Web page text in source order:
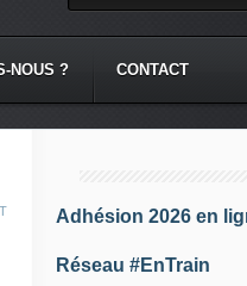
NOUS ? CONTACT
Adhésion 2026 en
Réseau #EnTrain